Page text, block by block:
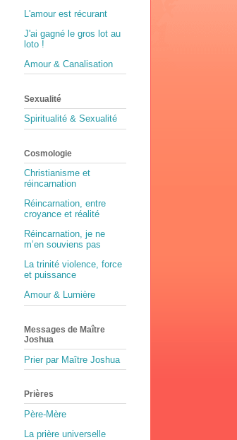
L'amour est récurant
J'ai gagné le gros lot au
loto !
Amour & Canalisation
Sexualité
Spiritualité & Sexualité
Cosmologie
Christianisme et
réincarnation
Réincarnation, entre
croyance et réalité
Réincarnation, je ne
m’en souviens pas
La trinité violence, force
et puissance
Amour & Lumière
Messages de Maître
Joshua
Prier par Maître Joshua
Prières
Père-Mère
La prière universelle